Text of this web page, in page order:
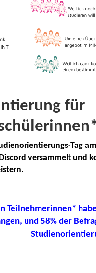
für
Tag
versammelt und
Teilnehmerinnen*
und 58% der